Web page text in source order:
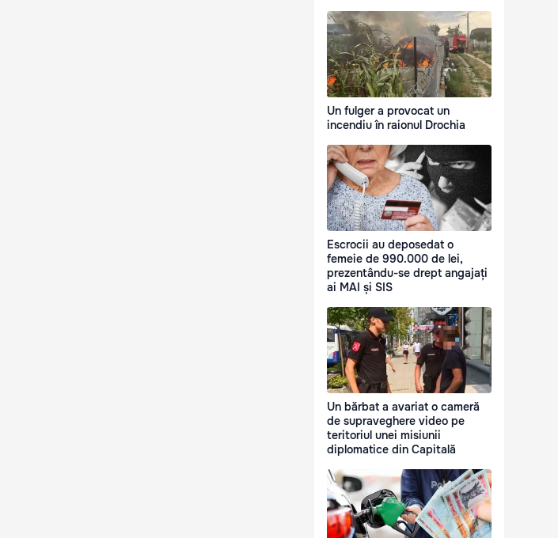
Un fulger a provocat un
incendiu în raionul Drochia
Escrocii au deposedat o
femeie de 990.000 de lei,
prezentându-se drept angajați
ai MAI și SIS
Un bărbat a avariat o cameră
de supraveghere video pe
teritoriul unei misiunii
diplomatice din Capitală